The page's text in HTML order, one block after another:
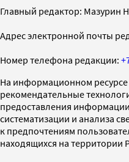
Главный редактор: Мазурин
Адрес электронной почты
Номер телефона редакции:
На информационном
рекомендательные
предоставления
систематизации и анализа
к предпочтениям
находящихся на территории